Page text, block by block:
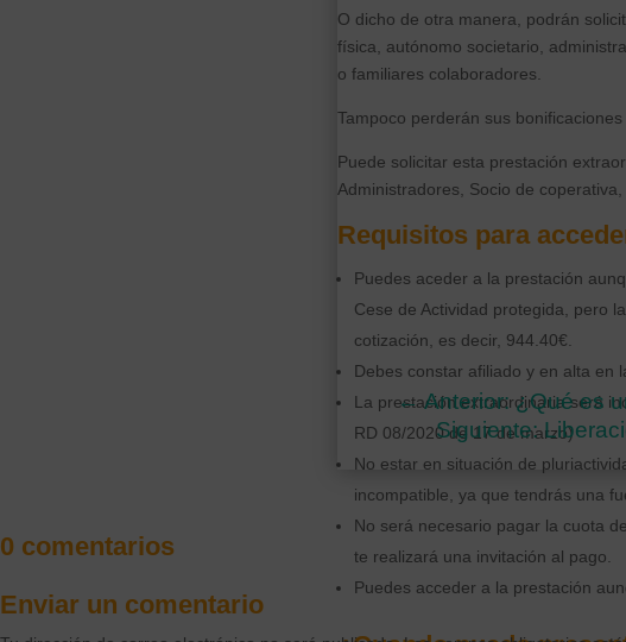
O dicho de otra manera, podrán
física, autónomo societario,
o familiares colaboradores.
Tampoco perderán sus
Puede solicitar esta prestación
Administradores, Socio de
Requisitos para
Puedes aceder a la prestación
Cese de Actividad protegida, pero
cotización, es decir, 944.40€.
Debes constar afiliado y en alta en
La prestación extraordinaria será
RD 08/2020 de 17 de marzo)
No estar en situación de
incompatible, ya que tendrás una
No será necesario pagar la cuota
te realizará una invitación al pago.
Puedes acceder a la prestación
←Anterior: ¿Qué es
Siguiente:
0 comentarios
Enviar un comentario